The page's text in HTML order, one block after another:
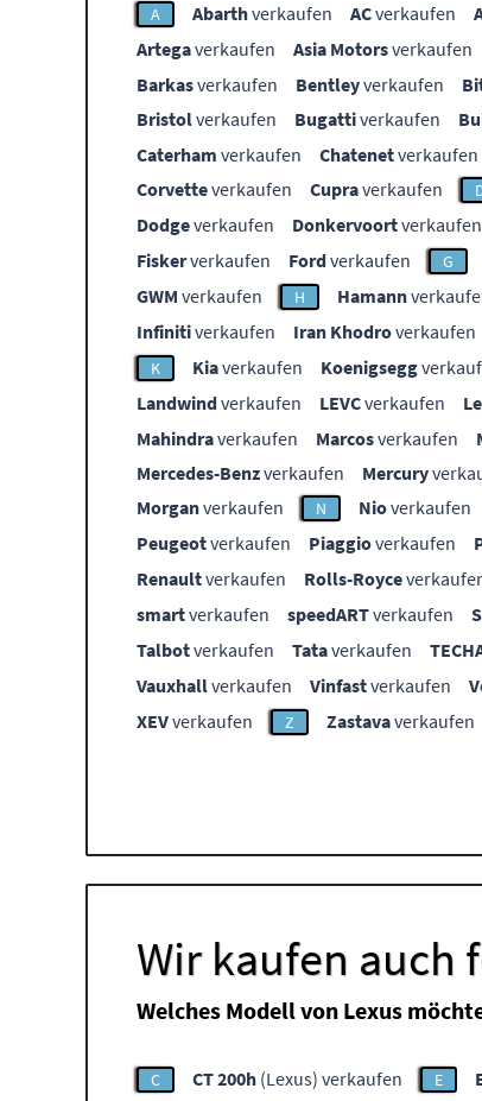
A Abarthverkaufen ACverkaufen
Artegaverkaufen Asia Motorsverkaufen
Barkasverkaufen Bentleyverkaufen
Bristolverkaufen Bugattiverkaufen
Caterham verkaufen Chatenetverkaufen
Corvetteverkaufen Cupraverkaufen
Dodgeverkaufen Donkervoortverkaufen
Fiskerverkaufen Fordverkaufen G
GWM verkaufen H Hamann
Infinitiverkaufen Iran Khodroverkaufen
K Kiaverkaufen Koenigsegg
Landwindverkaufen LEVCverkaufen
Mahindraverkaufen Marcosverkaufen
Mercedes-Benzverkaufen Mercury
Morganverkaufen N Nioverkaufen
Peugeotverkaufen Piaggioverkaufen
Renaultverkaufen Rolls-Royce
smartverkaufen speedARTverkaufen
Talbotverkaufen Tataverkaufen
Vauxhallverkaufen Vinfastverkaufen
XEVverkaufen Z Zastavaverkaufen
Wir kaufen auch
Welches Modell von Lexus
C CT 200h (Lexus) verkaufen E